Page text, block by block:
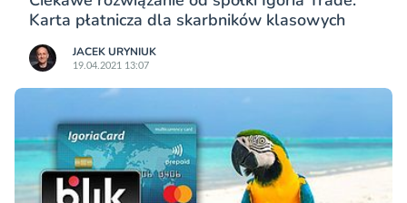
Karta płatnicza dla skarbników klasowych
JACEK URYNIUK
19.04.2021 13:07